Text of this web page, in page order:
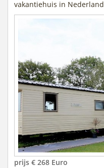
vakantiehuis in Nederland
prijs € 268 Euro